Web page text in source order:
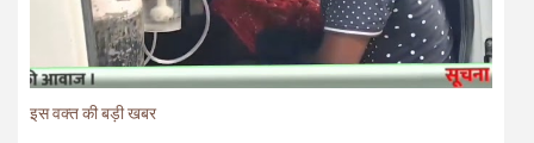
इस वक्त की बड़ी खबर